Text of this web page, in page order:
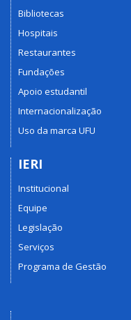
Bibliotecas
Hospitais
Restaurantes
Fundações
Apoio estudantil
Internacionalização
Uso da marca UFU
IERI
Institucional
Equipe
Legislação
Serviços
Programa de Gestão